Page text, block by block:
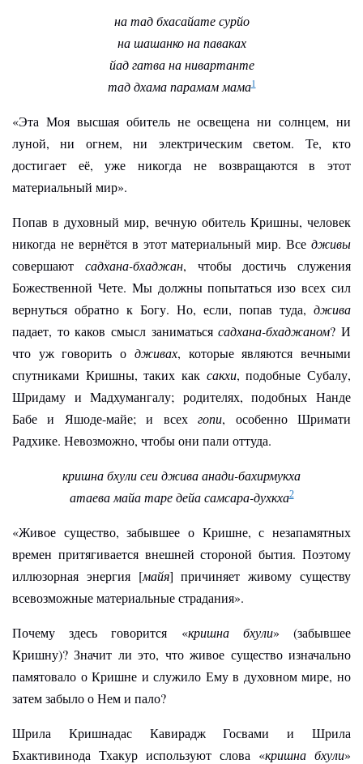
на тад бхасайате сурйо
на шашанко на паваках
йад гатва на нивартанте
тад дхама парамам мама1
«Эта Моя высшая обитель не освещена ни солнцем, ни
луной, ни огнем, ни электрическим светом. Те, кто
достигает её, уже никогда не возвращаются в этот
материальный мир».
Попав в духовный мир, вечную обитель Кришны, человек
никогда не вернётся в этот материальный мир. Все дживы
совершают садхана-бхаджан, чтобы достичь служения
Божественной Чете. Мы должны попытаться изо всех сил
вернуться обратно к Богу. Но, если, попав туда, джива
падает, то каков смысл заниматьсясадхана-бхаджаном? И
что уж говорить о дживах, которые являются вечными
спутниками Кришны, таких как сакхи, подобные Субалу,
Шридаму и Мадхумангалу; родителях, подобных Нанде
Бабе и Яшоде-майе; и всехгопи, особенно Шримати
Радхике. Невозможно, чтобы они пали оттуда.
кришна бхули сеи джива анади-бахирмукха
атаева майа таре дейа самсара-духкха2
«Живое существо, забывшее о Кришне, с незапамятных
времен притягивается внешней стороной бытия. Поэтому
иллюзорная энергия [майя] причиняет живому существу
всевозможные материальные страдания».
Почему здесь говорится «кришна бхули» (забывшее
Кришну)? Значит ли это, что живое существо изначально
памятовало о Кришне и служило Ему в духовном мире, но
затем забыло о Нем и пало?
Шрила Кришнадас Кавирадж Госвами и Шрила
Бхактивинода Тхакур используют слова «кришна бхули»